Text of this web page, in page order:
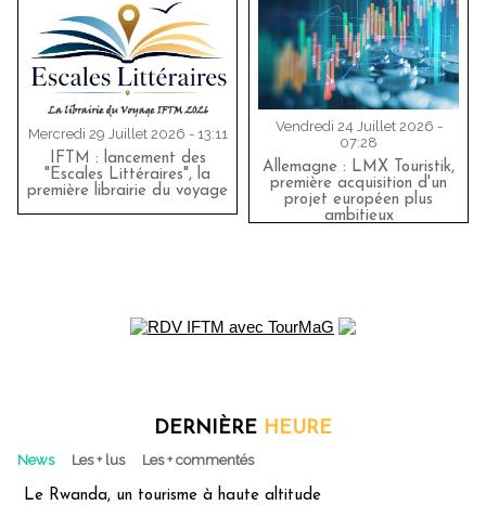
Mercredi 29 Juillet 2026 - 13:11
IFTM : lancement des
"Escales Littéraires", la
première librairie du voyage
Vendredi 24 Juillet 2026 -
07:28
Allemagne : LMX Touristik,
première acquisition d'un
projet européen plus
ambitieux
DERNIÈRE HEURE
News Les + lus Les + commentés
Le Rwanda, un tourisme à haute altitude